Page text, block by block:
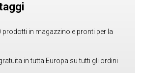
prodotti in magazzino e pronti per la
in tutta Europa su tutti gli ordini